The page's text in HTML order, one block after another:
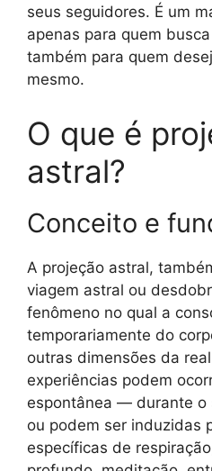
seus seguidores. É um
apenas para quem
também para quem
mesmo.
O que é
astral?
Conceito e
A projeção astral,
viagem astral ou
fenômeno no qual a
temporariamente do
outras dimensões da
experiências podem
espontânea — durante
ou podem ser induzidas
específicas de